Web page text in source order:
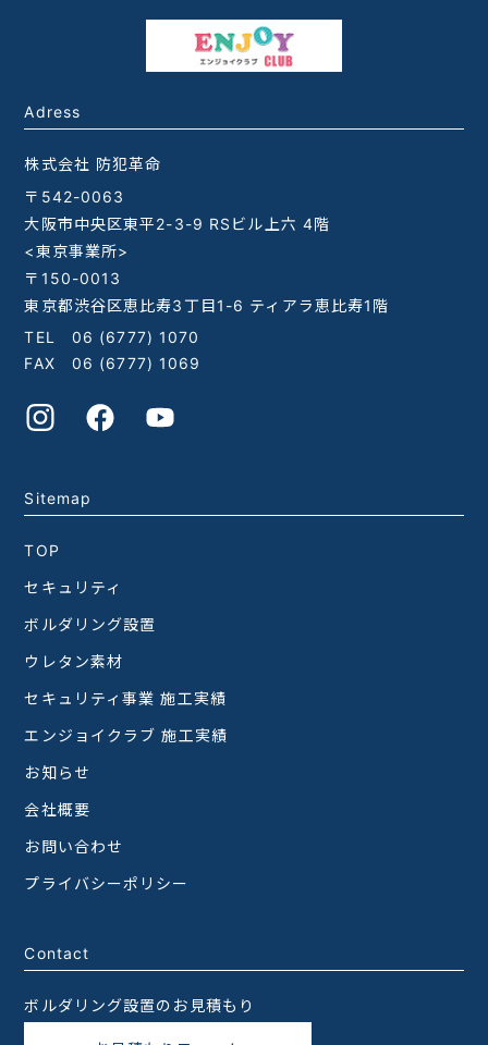
Adress
株式会社 防犯革命
〒542-0063
大阪市中央区東平2-3-9 RSビル上六 4階
<東京事業所>
〒150-0013
東京都渋谷区恵比寿3丁目1-6 ティアラ恵比寿1階
TEL 06 (6777) 1070
FAX 06 (6777) 1069
Sitemap
TOP
セキュリティ
ボルダリング設置
ウレタン素材
セキュリティ事業 施工実績
エンジョイクラブ 施工実績
お知らせ
会社概要
お問い合わせ
プライバシーポリシー
Contact
ボルダリング設置のお見積もり